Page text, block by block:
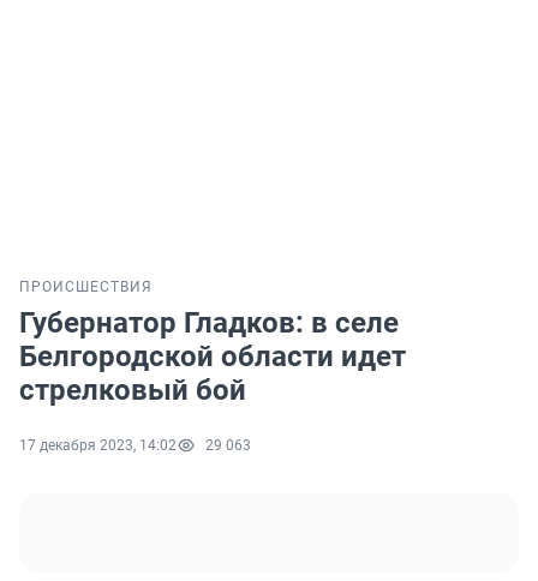
ПРОИСШЕСТВИЯ
Губернатор Гладков: в селе
Белгородской области идет
стрелковый бой
17 декабря 2023, 14:02 29 063